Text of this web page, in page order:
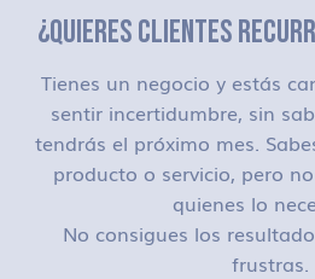
¿QUIERES CLIENTES
Tienes un negocio y estás
sentir incertidumbre, sin
tendrás el próximo mes.
producto o servicio, pero
quienes lo
No consigues los
frustras.